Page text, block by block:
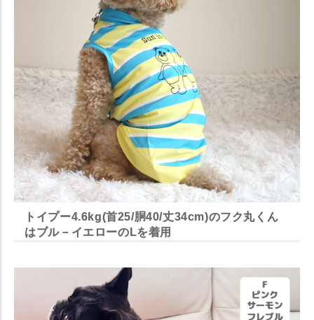
トイプー4.6kg(首25/胴40/丈34cm)のフク丸くん
はブル－イエローのLを着用